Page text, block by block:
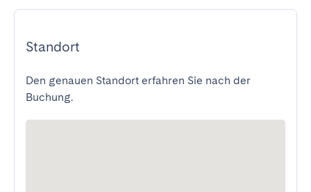
Standort
Den genauen Standort erfahren Sie nach der
Buchung.